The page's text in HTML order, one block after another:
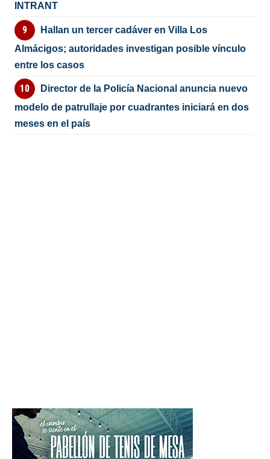
INTRANT
Hallan un tercer cadáver en Villa Los
Almácigos; autoridades investigan posible vínculo
entre los casos
Director de la Policía Nacional anuncia nuevo
modelo de patrullaje por cuadrantes iniciará en dos
meses en el país